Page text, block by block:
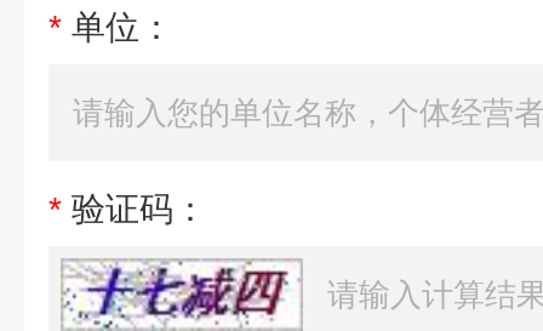
* 单位：
* 验证码：